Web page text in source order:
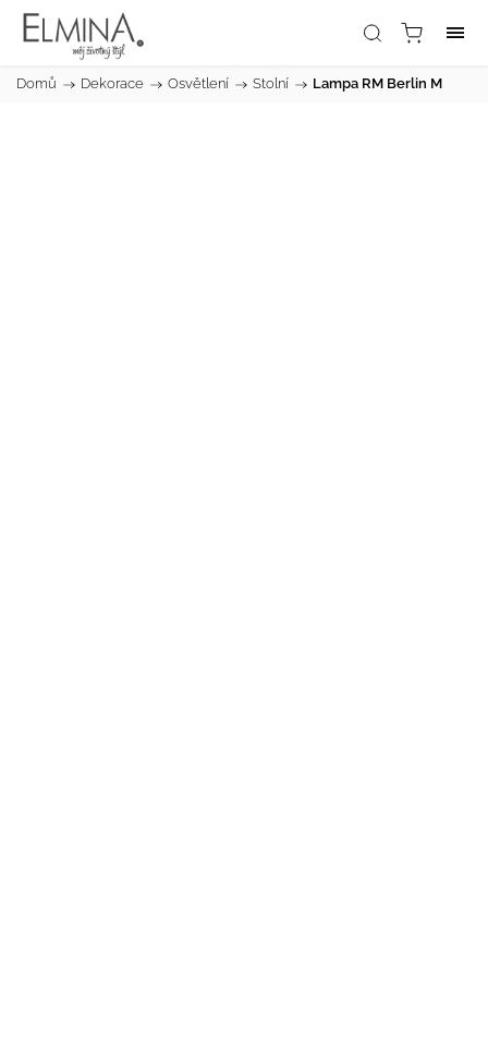
Domů / Dekorace / Osvětlení / Stolní / Lampa RM Berlin M